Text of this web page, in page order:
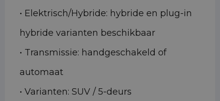
• Elektrisch/Hybride: hybride en plug-in
hybride varianten beschikbaar
• Transmissie: handgeschakeld of
automaat
• Varianten: SUV / 5-deurs